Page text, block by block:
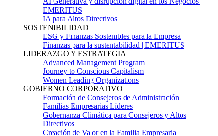
EMERITUS
IA para Altos Directivos
SOSTENIBILIDAD
ESG y Finanzas Sostenibles para la Empresa
Finanzas para la sustentabilidad | EMERITUS
LIDERAZGO Y ESTRATEGIA
Advanced Management Program
Journey to Conscious Capitalism
Women Leading Organizations
GOBIERNO CORPORATIVO
Formación de Consejeros de Administración
Familias Empresarias Líderes
Gobernanza Climática para Consejeros y Altos
Directivos
Creación de Valor en la Familia Empresaria